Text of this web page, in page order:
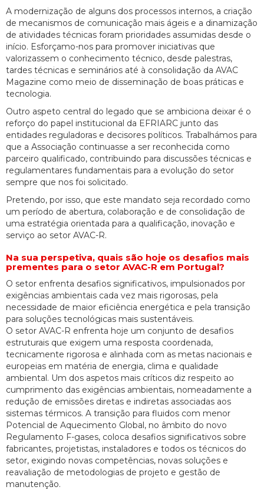
A modernização de alguns dos processos internos, a criação
de mecanismos de comunicação mais ágeis e a dinamização
de atividades técnicas foram prioridades assumidas desde o
início. Esforçamo-nos para promover iniciativas que
valorizassem o conhecimento técnico, desde palestras,
tardes técnicas e seminários até à consolidação da AVAC
Magazine como meio de disseminação de boas práticas e
tecnologia.
Outro aspeto central do legado que se ambiciona deixar é o
reforço do papel institucional da EFRIARC junto das
entidades reguladoras e decisores políticos. Trabalhámos para
que a Associação continuasse a ser reconhecida como
parceiro qualificado, contribuindo para discussões técnicas e
regulamentares fundamentais para a evolução do setor
sempre que nos foi solicitado.
Pretendo, por isso, que este mandato seja recordado como
um período de abertura, colaboração e de consolidação de
uma estratégia orientada para a qualificação, inovação e
serviço ao setor AVAC-R.
Na sua perspetiva, quais são hoje os desafios mais
prementes para o setor AVAC-R em Portugal?
O setor enfrenta desafios significativos, impulsionados por
exigências ambientais cada vez mais rigorosas, pela
necessidade de maior eficiência energética e pela transição
para soluções tecnológicas mais sustentáveis.
O setor AVAC-R enfrenta hoje um conjunto de desafios
estruturais que exigem uma resposta coordenada,
tecnicamente rigorosa e alinhada com as metas nacionais e
europeias em matéria de energia, clima e qualidade
ambiental. Um dos aspetos mais críticos diz respeito ao
cumprimento das exigências ambientais, nomeadamente a
redução de emissões diretas e indiretas associadas aos
sistemas térmicos. A transição para fluidos com menor
Potencial de Aquecimento Global, no âmbito do novo
Regulamento F-gases, coloca desafios significativos sobre
fabricantes, projetistas, instaladores e todos os técnicos do
setor, exigindo novas competências, novas soluções e
reavaliação de metodologias de projeto e gestão de
manutenção.